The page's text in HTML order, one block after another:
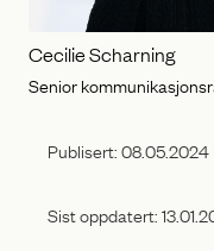
Cecilie Scharning
Senior
Publisert:08.05.2024
Sist oppdatert: